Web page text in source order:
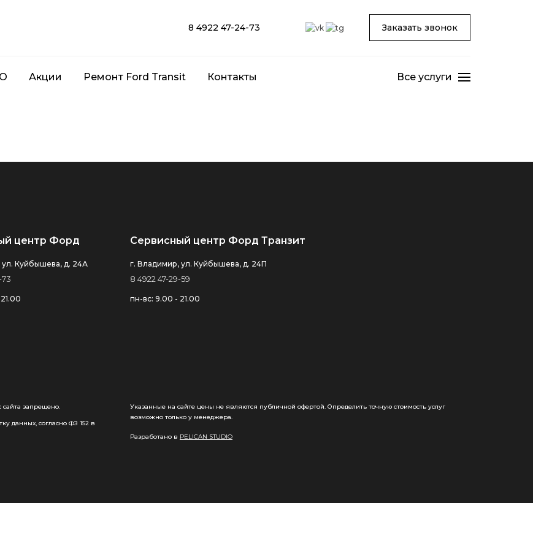
8 4922 47-24-73 Заказать звонок
Акции Ремонт Ford Transit Контакты Все услуги
центр Форд
ул. Куйбышева, д. 24А
Сервисный центр Форд Транзит
г. Владимир, ул. Куйбышева, д. 24П
8 4922 47-29-59
пн-вс: 9.00 - 21.00
запрещено.
данных, согласно ФЗ 152 в
Указанные на сайте цены не являются публичной офертой. Определить точную стоимость услуг
возможно только у менеджера.
Разработано в PELICAN STUDIO